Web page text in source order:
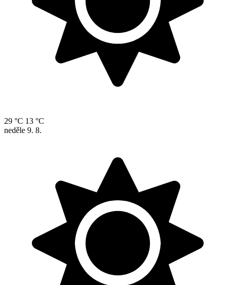
29 °C 13 °C
neděle 9. 8.